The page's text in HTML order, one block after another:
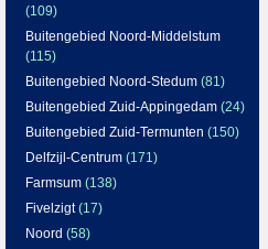
(109)
Buitengebied Noord-Middelstum
(115)
Buitengebied Noord-Stedum (81)
Buitengebied Zuid-Appingedam (24)
Buitengebied Zuid-Termunten (150)
Delfzijl-Centrum (171)
Farmsum (138)
Fivelzigt(17)
Noord (58)